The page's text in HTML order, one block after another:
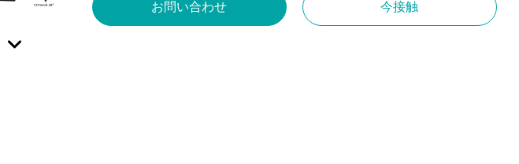
お問い合わせ 今接触